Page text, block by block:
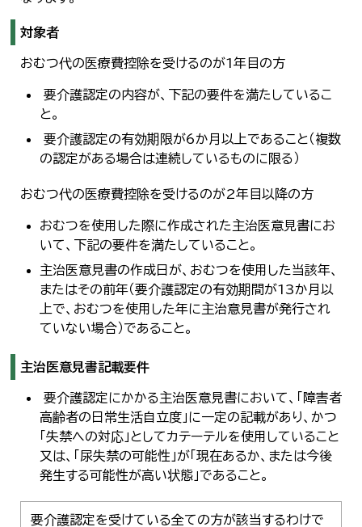
対象者
おむつ代の医療費控除を受けるのが1年目の方
要介護認定の内容が、下記の要件を満たしているこ
と。
要介護認定の有効期限が6か月以上であること（複数
の認定がある場合は連続しているものに限る）
おむつ代の医療費控除を受けるのが2年目以降の方
おむつを使用した際に作成された主治医意見書にお
いて、下記の要件を満たしていること。
主治医意見書の作成日が、おむつを使用した当該年、
またはその前年（要介護認定の有効期間が13か月以
上で、おむつを使用した年に主治意見書が発行され
ていない場合）であること。
主治医意見書記載要件
要介護認定にかかる主治医意見書において、「障害者
高齢者の日常生活自立度」に一定の記載があり、かつ
「失禁への対応」としてカテーテルを使用していること
又は、「尿失禁の可能性」が「現在あるか、または今後
発生する可能性が高い状態」であること。
要介護認定を受けている全ての方が該当するわけで